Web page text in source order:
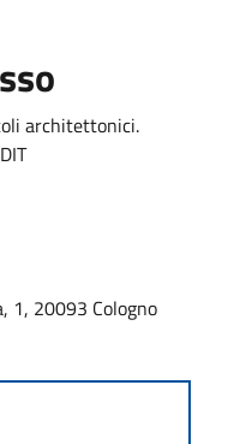
architettonici.
1, 20093 Cologno